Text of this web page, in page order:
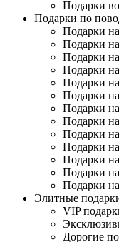
Подарки
Подарки по
Подарки
Подарки
Подарки
Подарки
Подарки
Подарки
Подарки
Подарки
Подарки
Подарки
Подарки
Подарки
Подарки
Элитные
VIP
Дорогие